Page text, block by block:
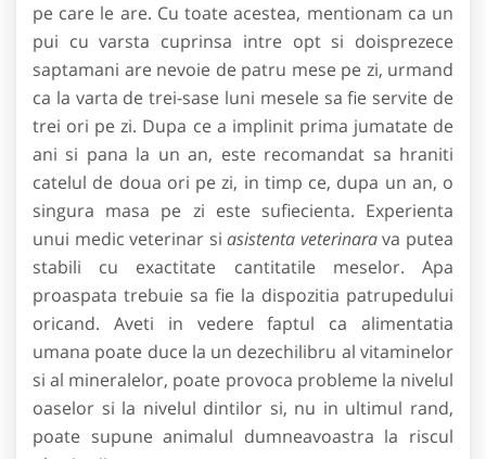
pe care le are. Cu toate acestea, mentionam ca un
pui cu varsta cuprinsa intre opt si doisprezece
saptamani are nevoie de patru mese pe zi, urmand
ca la varta de trei-sase luni mesele sa fie servite de
trei ori pe zi. Dupa ce a implinit prima jumatate de
ani si pana la un an, este recomandat sa hraniti
catelul de doua ori pe zi, in timp ce, dupa un an, o
singura masa pe zi este sufiecienta. Experienta
unui medic veterinar siasistenta veterinarava putea
stabili cu exactitate cantitatile meselor. Apa
proaspata trebuie sa fie la dispozitia patrupedului
oricand. Aveti in vedere faptul ca alimentatia
umana poate duce la un dezechilibru al vitaminelor
si al mineralelor, poate provoca probleme la nivelul
oaselor si la nivelul dintilor si, nu in ultimul rand,
poate supune animalul dumneavoastra la riscul